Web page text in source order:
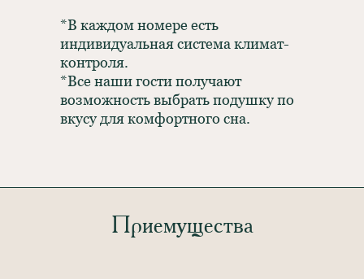
*В каждом номере есть
индивидуальная система климат-
контроля.
*Все наши гости получают
возможность выбрать подушку по
вкусу для комфортного сна.
Приемущества